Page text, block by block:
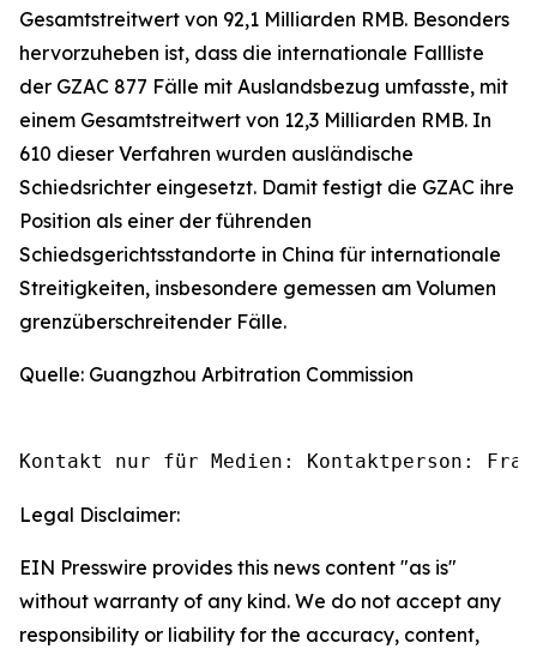
Gesamtstreitwert von 92,1 Milliarden RMB. Besonders
hervorzuheben ist, dass die internationale Fallliste
der GZAC 877 Fälle mit Auslandsbezug umfasste, mit
einem Gesamtstreitwert von 12,3 Milliarden RMB. In
610 dieser Verfahren wurden ausländische
Schiedsrichter eingesetzt. Damit festigt die GZAC ihre
Position als einer der führenden
Schiedsgerichtsstandorte in China für internationale
Streitigkeiten, insbesondere gemessen am Volumen
grenzüberschreitender Fälle.
Quelle: Guangzhou Arbitration Commission
Kontakt nur für Medien: Kontaktperson:
Legal Disclaimer:
EIN Presswire provides this news content "as is"
without warranty of any kind. We do not accept any
responsibility or liability for the accuracy, content,